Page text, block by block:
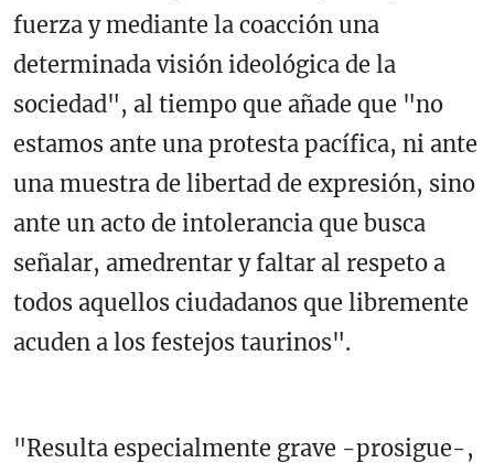
fuerza y mediante la coacción una
determinada visión ideológica de la
sociedad", al tiempo que añade que "no
estamos ante una protesta pacífica, ni ante
una muestra de libertad de expresión, sino
ante un acto de intolerancia que busca
señalar, amedrentar y faltar al respeto a
todos aquellos ciudadanos que libremente
acuden a los festejos taurinos".
"Resulta especialmente grave -prosigue-,